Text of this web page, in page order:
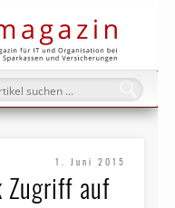
1. Juni 2015
Zugriff auf